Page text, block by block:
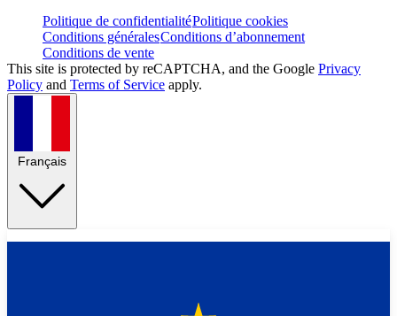
Politique de confidentialitéPolitique cookies
Conditions généralesConditions d’abonnement
Conditions de vente
This site is protected by reCAPTCHA, and the Google Privacy
Policy and Terms of Service apply.
Français